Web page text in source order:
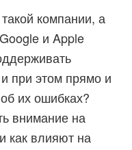
компании, а
и Apple
при этом прямо и
их ошибках?
внимание на
как влияют на